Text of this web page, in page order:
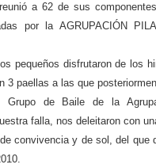
a 62 de sus
por la AGRUPACIÓN
pequeños disfrutaron de los
3 paellas a las que
Grupo de Baile de la
falla, nos deleitaron con
convivencia y de sol, del que